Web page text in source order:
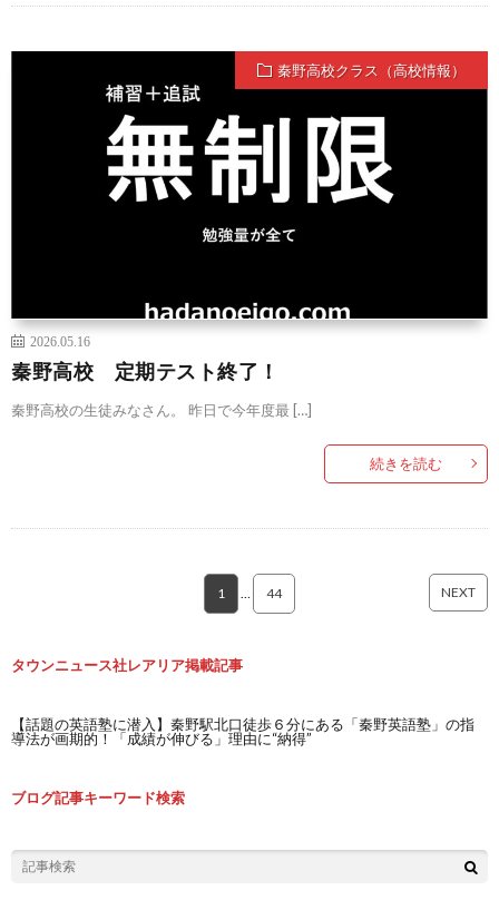
秦野高校クラス（高校情報）
2026.05.16
秦野高校 定期テスト終了！
秦野高校の生徒みなさん。 昨日で今年度最 […]
続きを読む
1 44 NEXT
タウンニュース社レアリア掲載記事
【話題の英語塾に潜入】秦野駅北口徒歩６分にある「秦野英語塾」の指
導法が画期的！「成績が伸びる」理由に“納得”
ブログ記事キーワード検索